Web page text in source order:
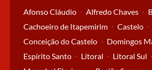
Afonso Cláudio Alfredo Chaves
Cachoeiro de Itapemirim
Castelo
Conceição do Castelo
Domingos
Espírito Santo
Litoral
Litoral Sul